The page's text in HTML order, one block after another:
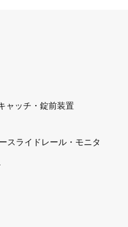
ャッチ・錠前装置
スライドレール・モニタ